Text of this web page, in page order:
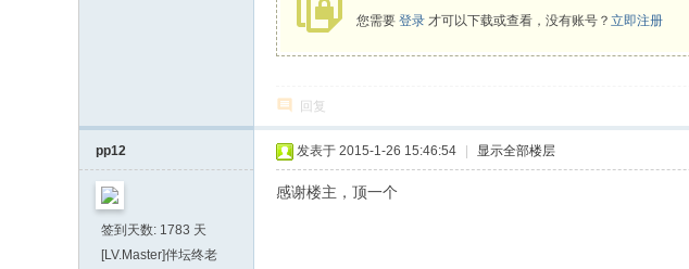
您需要 登录 才可以下载或查看，没有账号？ 立即注册
回复
pp12
签到天数: 1783 天
[LV.Master]伴坛终老
发表于 2015-1-26 15:46:54 显示全部楼层
感谢楼主，顶一个